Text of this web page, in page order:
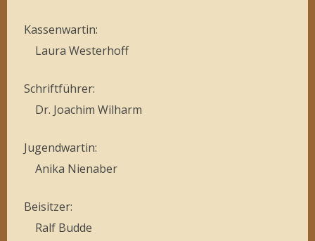
Kassenwartin:
Laura Westerhoff
Schriftführer:
Dr. Joachim Wilharm
Jugendwartin:
Anika Nienaber
Beisitzer:
Ralf Budde